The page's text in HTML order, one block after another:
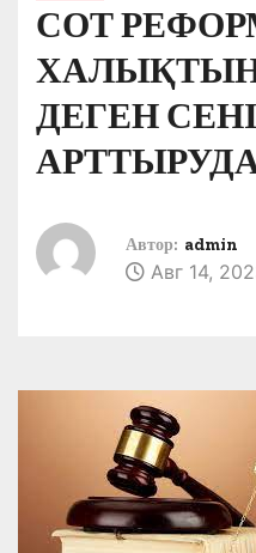
СОТ
ДЕГЕН
Автор: admin
Авг 14,